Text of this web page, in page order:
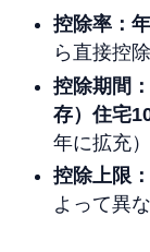
控除率：
ら直接控除
控除期間
存）住宅
年に拡充）
控除上限
よって異